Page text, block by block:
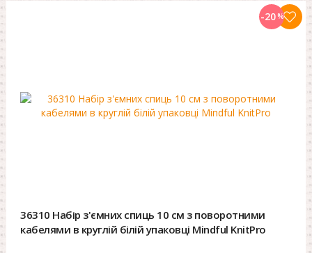
36310 Набір з'ємних спиць 10 см з поворотними
кабелями в круглій білій упаковці Mindful KnitPro
-20%